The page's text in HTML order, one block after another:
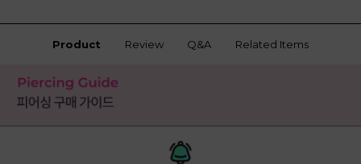
Product Review Q&A Related Items